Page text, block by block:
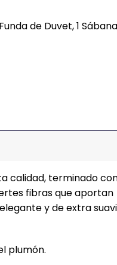
de Duvet, 1
calidad, terminado
fibras que aportan
y de extra
plumón.